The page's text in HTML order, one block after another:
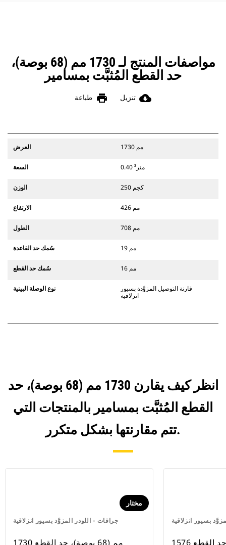
مواصفات المنتج لـ 1730 مم (68 بوصة)،
حد القطع المُثبَّت بمسامير
cloud_download تنزيل print طباعة
العرض 1730 مم
السعة 0.40 متر³
الوزن 250 كجم
الارتفاع 426 مم
الطول 708 مم
سُمك حد القاعدة 19 مم
سُمك حد القطع 16 مم
نوع الوصلة البينية
قارنة التوصيل المزوَّدة بسيور
انزلاقية
انظر كيف يقارن 1730 مم (68 بوصة)، حد
القطع المُثبَّت بمسامير بالمنتجات التي
تتم مقارنتها بشكل متكرر.
جرافات - اللودر المزوَّد بسيور انزلاقية
مختار
1730 مم (68 بوصة)، حد القطع
بسيور انزلاقية
1576 مم (62 بوصة)، حد القطع